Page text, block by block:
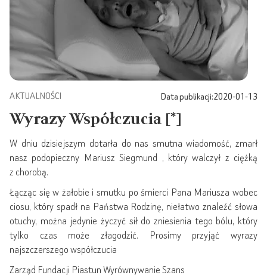
AKTUALNOŚCI Data publikacji:2020-01-13
Wyrazy Współczucia [*]
W dniu dzisiejszym dotarła do nas smutna wiadomość, zmarł
nasz podopieczny Mariusz Siegmund , który walczył z ciężką
z chorobą.
Łącząc się w żałobie i smutku po śmierci Pana Mariusza wobec
ciosu, który spadł na Państwa Rodzinę, niełatwo znaleźć słowa
otuchy, można jedynie życzyć sił do zniesienia tego bólu, który
tylko czas może złagodzić. Prosimy przyjąć wyrazy
najszczerszego współczucia
Zarząd Fundacji Piastun Wyrównywanie Szans